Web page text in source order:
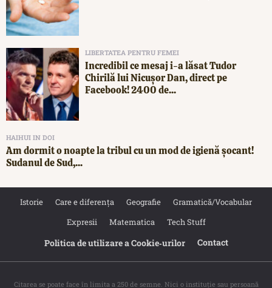
LIBERTATEA PENTRU FEMEI
Incredibil ce mesaj i-a lăsat Tudor
Chirilă lui Nicușor Dan, direct pe
Facebook! 2400 de...
HAIHUI IN DOI
Am dormit o noapte la tribul cu un mod de igienă șocant!
Sudanul de Sud,...
Istorie Care e diferența Geografie
Gramatică/Vocabular
Expresii
Matematica Tech Stuff
Politica de utilizare a Cookie‐urilor Contact
Citarea se poate face în limita a 250 de semne. Nici o instituţie sau persoană